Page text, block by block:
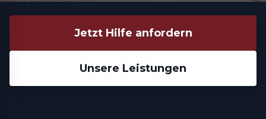
Jetzt Hilfe anfordern
Unsere Leistungen